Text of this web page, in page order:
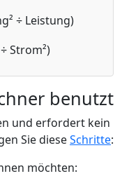
÷ Leistung)
Strom²)
benutzt
und erfordert kein
Sie dieseSchritte:
möchten: